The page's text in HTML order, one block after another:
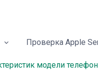
Проверка Apple
модели